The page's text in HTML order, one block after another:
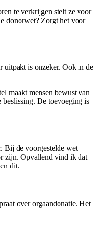
te verkrijgen stelt ze voor
donorwet? Zorgt het voor
uitpakt is onzeker. Ook in de
maakt mensen bewust van
De toevoeging is
Bij de voorgestelde wet
zijn. Opvallend vind ik dat
dit.
over orgaandonatie. Het